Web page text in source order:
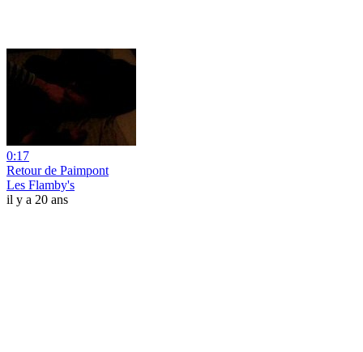
0:17
Retour de Paimpont
Les Flamby's
il y a 20 ans